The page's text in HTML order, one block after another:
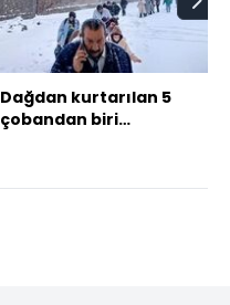
Dağdan kurtarılan 5
çobandan biri